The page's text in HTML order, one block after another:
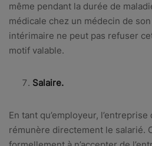
même pendant la durée de
médicale chez un médecin de
intérimaire ne peut pas refuser
motif valable.
Salaire.
En tant qu’employeur,
rémunère directement le salarié.